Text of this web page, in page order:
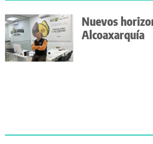
Nuevos
Alcoaxarquía